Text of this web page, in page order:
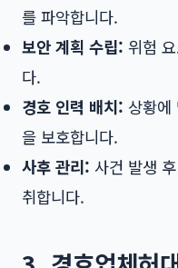
를 파악합니다.
보안 계획 수립: 위험
다.
경호 인력 배치: 상황에
을 보호합니다.
사후 관리: 사건 발생
취합니다.